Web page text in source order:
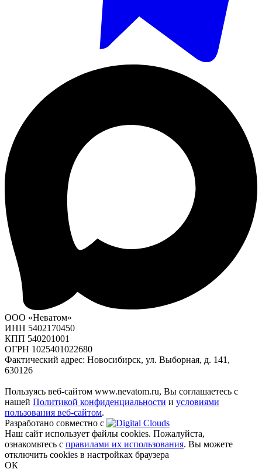
ООО «Неватом»
ИНН 5402170450
КПП 540201001
ОГРН 1025401022680
Фактический адрес: Новосибирск, ул. Выборная, д. 141,
630126
Пользуясь веб-сайтом www.nevatom.ru, Вы соглашаетесь с
нашей Политикой конфиденциальности и условиями
пользования веб-сайтом.
Разработано совместно с
Наш сайт использует файлы cookies. Пожалуйста,
ознакомьтесь с правилами их использования. Вы можете
отключить cookies в настройках браузера
ОК